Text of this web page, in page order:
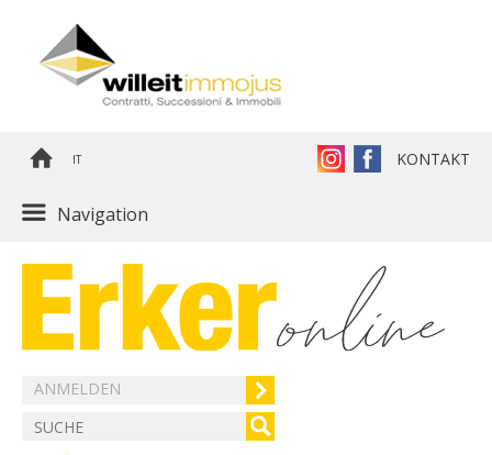
IT KONTAKT
Navigation
ANMELDEN